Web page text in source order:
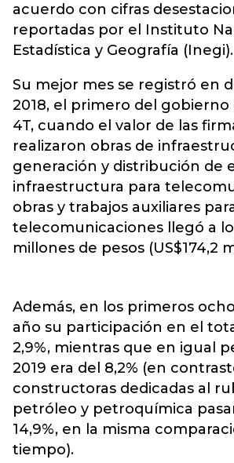
acuerdo con cifras
reportadas por el Instituto
Estadística y Geografía (Inegi).
Su mejor mes se registró en
2018, el primero del gobierno
4T, cuando el valor de las
realizaron obras de
generación y distribución de
infraestructura para
obras y trabajos auxiliares
telecomunicaciones llegó a
millones de pesos (US$174,2
Además, en los primeros
año su participación en el
2,9%, mientras que en igual
2019 era del 8,2% (en
constructoras dedicadas al
petróleo y petroquímica
14,9%, en la misma
tiempo).